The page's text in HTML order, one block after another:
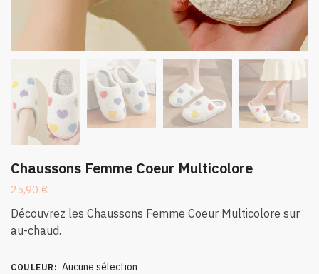
Chaussons Femme Coeur Multicolore
25,90 €
Découvrez les Chaussons Femme Coeur Multicolore sur
au-chaud.
COULEUR : Aucune sélection